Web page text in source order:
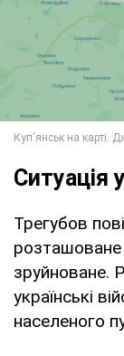
Ситуація
Трегубов
розташоване
зруйноване.
українські
населеного